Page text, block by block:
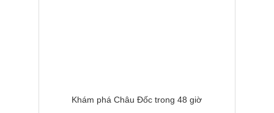
Khám phá Châu Đốc trong 48 giờ